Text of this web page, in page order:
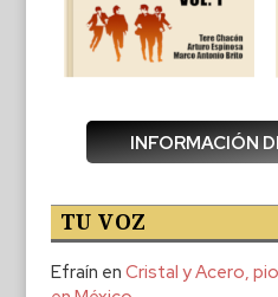
INFORMACIÓN
TU VOZ
Efraín en Cristal y Acero,